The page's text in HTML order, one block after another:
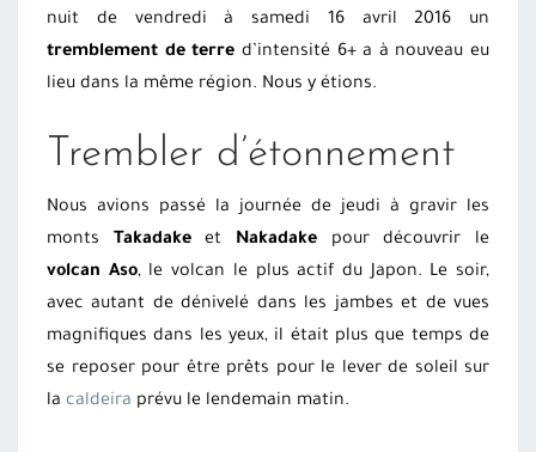
nuit de vendredi à samedi 16 avril 2016 un
tremblement de terre d’intensité 6+ a à nouveau eu
lieu dans la même région. Nous y étions.
Trembler d’étonnement
Nous avions passé la journée de jeudi à gravir les
monts
Takadakeet Nakadake pour découvrir le
volcan Aso, le volcan le plus actif du Japon. Le soir,
avec autant de dénivelé dans les jambes et de vues
magnifiques dans les yeux, il était plus que temps de
se reposer pour être prêts pour le lever de soleil sur
la caldeira prévu le lendemain matin.